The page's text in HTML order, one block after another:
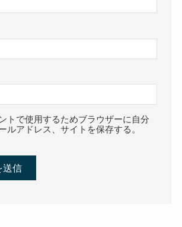
トで使用するためブラウザーに自分
ルアドレス、サイトを保存する。